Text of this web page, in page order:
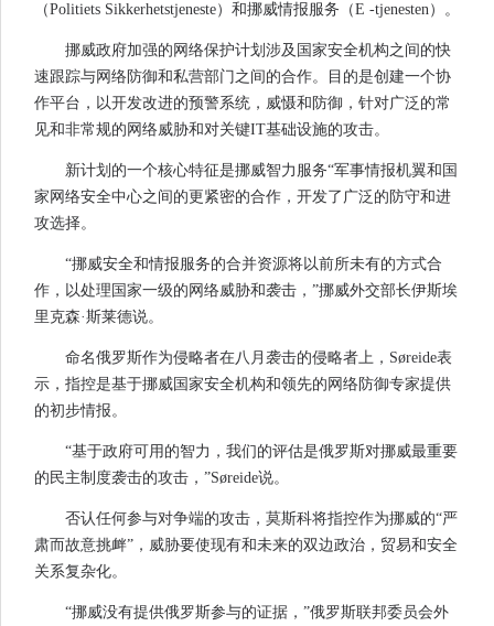
（Politiets Sikkerhetstjeneste）和挪威情报服务（E -tjenesten）。
挪威政府加强的网络保护计划涉及国家安全机构之间的快
速跟踪与网络防御和私营部门之间的合作。目的是创建一个协
作平台，以开发改进的预警系统，威慑和防御，针对广泛的常
见和非常规的网络威胁和对关键IT基础设施的攻击。
新计划的一个核心特征是挪威智力服务“军事情报机翼和国
家网络安全中心之间的更紧密的合作，开发了广泛的防守和进
攻选择。
“挪威安全和情报服务的合并资源将以前所未有的方式合
作，以处理国家一级的网络威胁和袭击，”挪威外交部长伊斯埃
里克森·斯莱德说。
命名俄罗斯作为侵略者在八月袭击的侵略者上，Søreide表
示，指控是基于挪威国家安全机构和领先的网络防御专家提供
的初步情报。
“基于政府可用的智力，我们的评估是俄罗斯对挪威最重要
的民主制度袭击的攻击，”Søreide说。
否认任何参与对争端的攻击，莫斯科将指控作为挪威的“严
肃而故意挑衅”，威胁要使现有和未来的双边政治，贸易和安全
关系复杂化。
“挪威没有提供俄罗斯参与的证据，”俄罗斯联邦委员会外